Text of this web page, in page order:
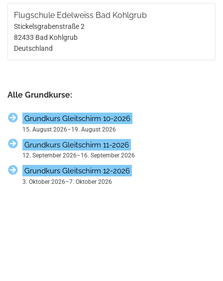
Flugschule Edelweiss Bad Kohlgrub
Stickelsgrabenstraße 2
82433 Bad Kohlgrub
Deutschland
Alle Grundkurse:
Grundkurs Gleitschirm 10-2026
15. August 2026–19. August 2026
Grundkurs Gleitschirm 11-2026
12. September 2026–16. September 2026
Grundkurs Gleitschirm 12-2026
3. Oktober 2026–7. Oktober 2026